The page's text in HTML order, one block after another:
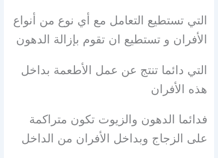
التي تستطيع التعامل مع أي نوع من أنواع
الأفران و تستطيع ان تقوم بإزالة الدهون
التي دائما تنتج عن عمل الأطعمة بداخل
هذه الأفران
فدائما الدهون والزيوت تكون متراكمة
على الزجاج وبداخل الأفران من الداخل